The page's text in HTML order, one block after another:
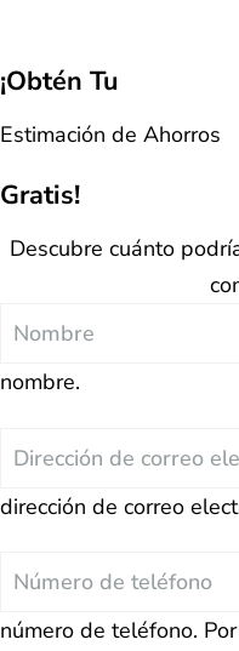
¡Obtén Tu
Estimación de Ahorros
Gratis!
Descubre cuánto
Nombre
nombre.
Correo
dirección de correo
Teléfono
número de teléfono.